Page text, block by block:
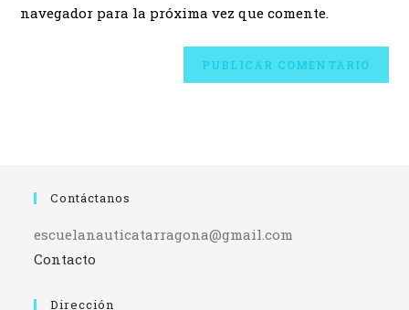
navegador para la próxima vez que comente.
Contáctanos
escuelanauticatarragona@gmail.com
Contacto
Dirección